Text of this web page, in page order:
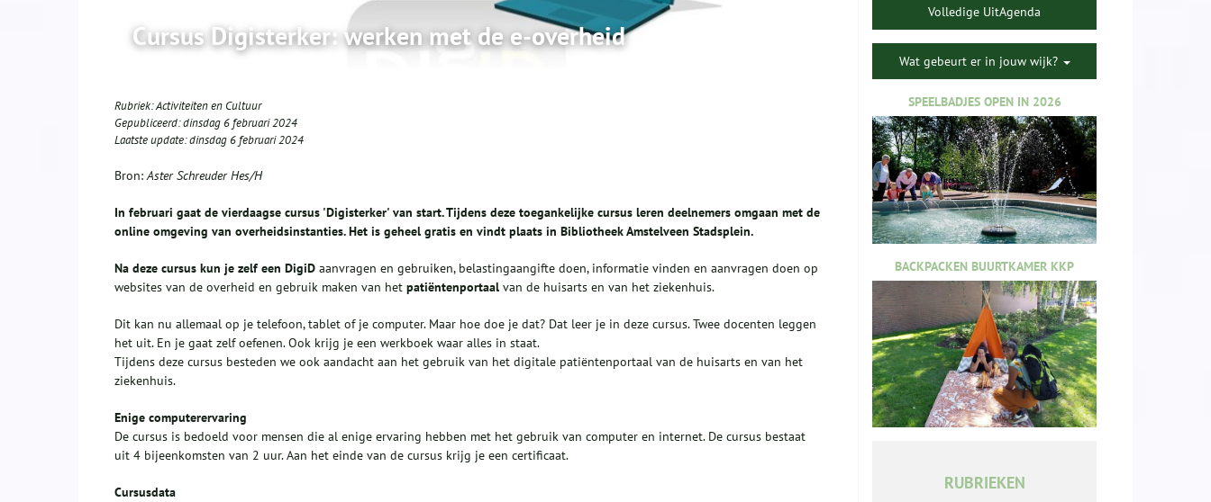
Cursus Digisterker: werken met de e-overheid
Rubriek:Activiteiten en Cultuur
Gepubliceerd:dinsdag 6 februari 2024
Laatste update:dinsdag 6 februari 2024
Bron:Aster Schreuder Hes/H
In februari gaat de vierdaagse cursus 'Digisterker' van start. Tijdens deze toegankelijke cursus leren deelnemers omgaan met de
online omgeving van overheidsinstanties. Het is geheel gratis en vindt plaats in Bibliotheek Amstelveen Stadsplein.
Na deze cursus kun je zelf een DigiD aanvragen en gebruiken, belastingaangifte doen, informatie vinden en aanvragen doen op
websites van de overheid en gebruik maken van het patiëntenportaal van de huisarts en van het ziekenhuis.
Dit kan nu allemaal op je telefoon, tablet of je computer. Maar hoe doe je dat? Dat leer je in deze cursus. Twee docenten leggen
het uit. En je gaat zelf oefenen. Ook krijg je een werkboek waar alles in staat.
Tijdens deze cursus besteden we ook aandacht aan het gebruik van het digitale patiëntenportaal van de huisarts en van het
ziekenhuis.
Enige computerervaring
De cursus is bedoeld voor mensen die al enige ervaring hebben met het gebruik van computer en internet. De cursus bestaat
uit 4 bijeenkomsten van 2 uur. Aan het einde van de cursus krijg je een certificaat.
Cursusdata
Volledige UitAgenda
Wat gebeurt er in jouw wijk?
SPEELBADJES OPEN IN 2026
BACKPACKEN BUURTKAMER KKP
RUBRIEKEN